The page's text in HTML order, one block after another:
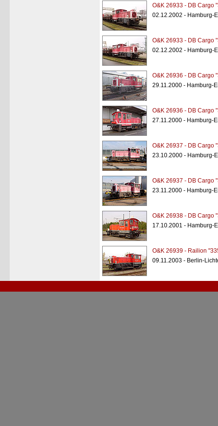
O&K 26933 - DB Cargo
02.12.2002 - Hamburg-
O&K 26933 - DB Cargo
02.12.2002 - Hamburg-
O&K 26936 - DB Cargo
29.11.2000 - Hamburg-
O&K 26936 - DB Cargo
27.11.2000 - Hamburg-
O&K 26937 - DB Cargo
23.10.2000 - Hamburg-
O&K 26937 - DB Cargo
23.11.2000 - Hamburg-
O&K 26938 - DB Cargo
17.10.2001 - Hamburg-
O&K 26939 - Railion
09.11.2003 - Berlin-